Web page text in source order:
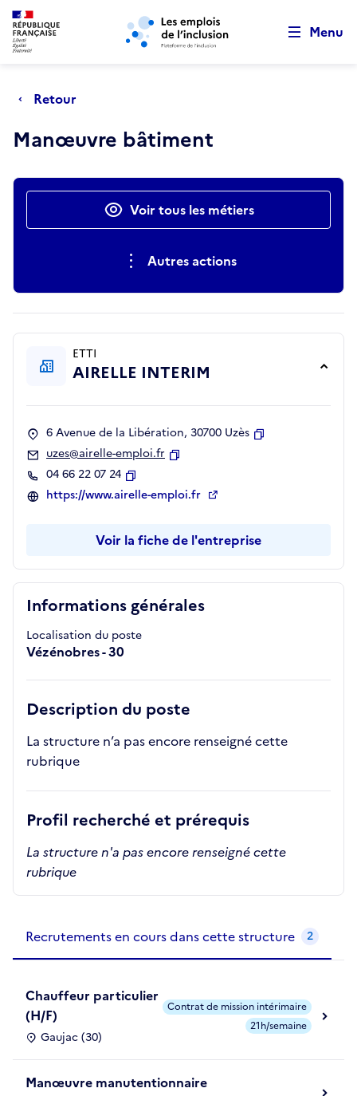
Aller au menu principal Aller au contenu principal
Menu
Retour
Manœuvre bâtiment
Actions rapidesVoir tous les métiers
Autres actions
Informations générales
Localisation du poste
Vézénobres - 30
Description du poste
La structure n’a pas encore renseigné cette
rubrique
Profil recherché et prérequis
La structure n'a pas encore renseigné cette
rubrique
ETTI
AIRELLE INTERIM
6 Avenue de la Libération, 30700 Uzès
uzes@airelle-emploi.fr
04 66 22 07 24
Copier
https://www.airelle-emploi.fr
Voir la fiche de l'entreprise
Recrutements en cours dans cette structure 2
Chauffeur particulier
(H/F)
Gaujac (30)
Contrat de mission intérimaire
21h/semaine
Manœuvre manutentionnaire
Retour au début de la page
Panneau de gestion des cookies